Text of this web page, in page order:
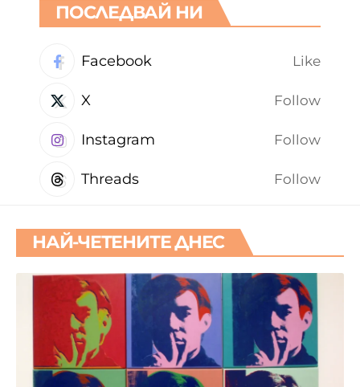
ПОСЛЕДВАЙ НИ
Facebook Like
X Follow
Instagram Follow
Threads Follow
НАЙ-ЧЕТЕНИТЕ ДНЕС